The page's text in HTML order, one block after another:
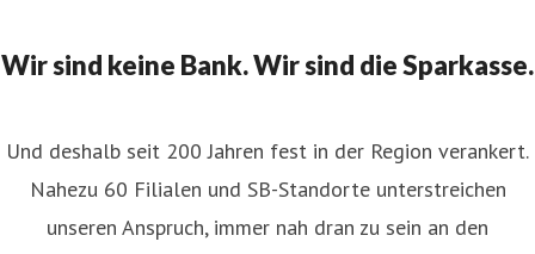
Wir sind keine Bank. Wir sind die Sparkasse.
Und deshalb seit 200 Jahren fest in der Region verankert.
Nahezu 60 Filialen und SB-Standorte unterstreichen
unseren Anspruch, immer nah dran zu sein an den